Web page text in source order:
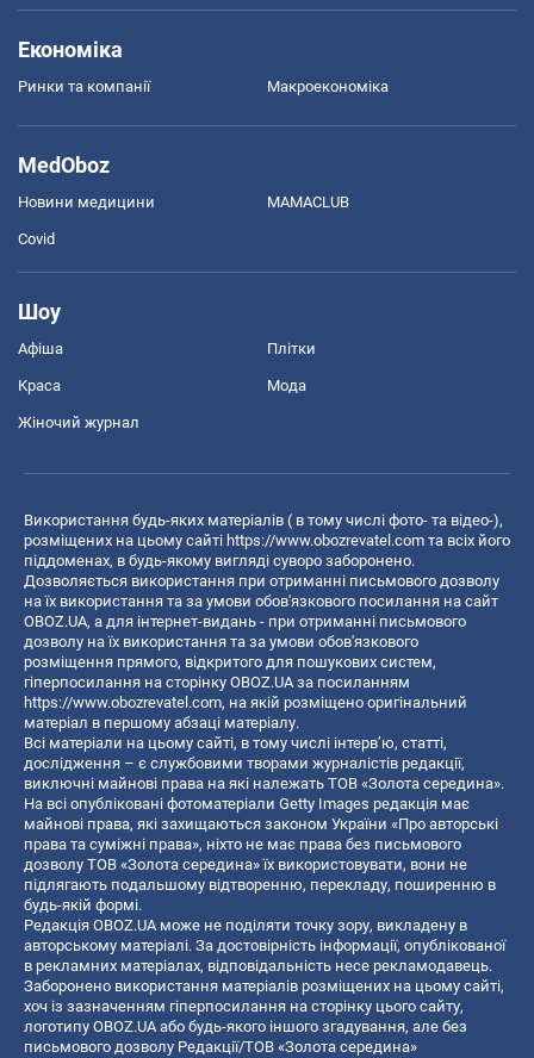
Економіка
Ринки та компанії Макроекономіка
MedOboz
Новини медицини MAMACLUB
Covid
Шоу
Афіша Плітки
Краса Мода
Жіночий журнал
Використання будь-яких матеріалів ( в тому числі фото- та відео-),
розміщених на цьому сайті https://www.obozrevatel.com та всіх його
піддоменах, в будь-якому вигляді суворо заборонено.
Дозволяється використання при отриманні письмового дозволу
на їх використання та за умови обов'язкового посилання на сайт
OBOZ.UA, а для інтернет-видань - при отриманні письмового
дозволу на їх використання та за умови обов'язкового
розміщення прямого, відкритого для пошукових систем,
гіперпосилання на сторінку OBOZ.UA за посиланням
https://www.obozrevatel.com, на якій розміщено оригінальний
матеріал в першому абзаці матеріалу.
Всі матеріали на цьому сайті, в тому числі інтерв’ю, статті,
дослідження – є службовими творами журналістів редакції,
виключні майнові права на які належать ТОВ «Золота середина».
На всі опубліковані фотоматеріали Getty Images редакція має
майнові права, які захищаються законом України «Про авторські
права та суміжні права», ніхто не має права без письмового
дозволу ТОВ «Золота середина» їх використовувати, вони не
підлягають подальшому відтворенню, перекладу, поширенню в
будь-якій формі.
Редакція OBOZ.UA може не поділяти точку зору, викладену в
авторському матеріалі. За достовірність інформації, опублікованої
в рекламних матеріалах, відповідальність несе рекламодавець.
Заборонено використання матеріалів розміщених на цьому сайті,
хоч із зазначенням гіперпосилання на сторінку цього сайту,
логотипу OBOZ.UA або будь-якого іншого згадування, але без
письмового дозволу Редакції/ТОВ «Золота середина»